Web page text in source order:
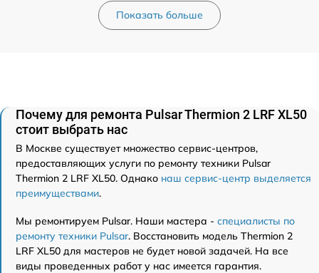
Показать больше
Почему для ремонта Pulsar Thermion 2 LRF XL50
стоит выбрать нас
В Москве существует множество сервис-центров,
предоставляющих услуги по ремонту техники Pulsar
Thermion 2 LRF XL50. Однако наш сервис-центр выделяется
преимуществами.
Мы ремонтируем Pulsar. Наши мастера - специалисты по
ремонту техники Pulsar. Восстановить модель Thermion 2
LRF XL50 для мастеров не будет новой задачей. На все
виды проведенных работ у нас имеется гарантия.